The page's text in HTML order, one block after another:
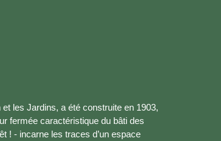
les Jardins, a été construite en 1903,
fermée caractéristique du bâti des
! - incarne les traces d’un espace